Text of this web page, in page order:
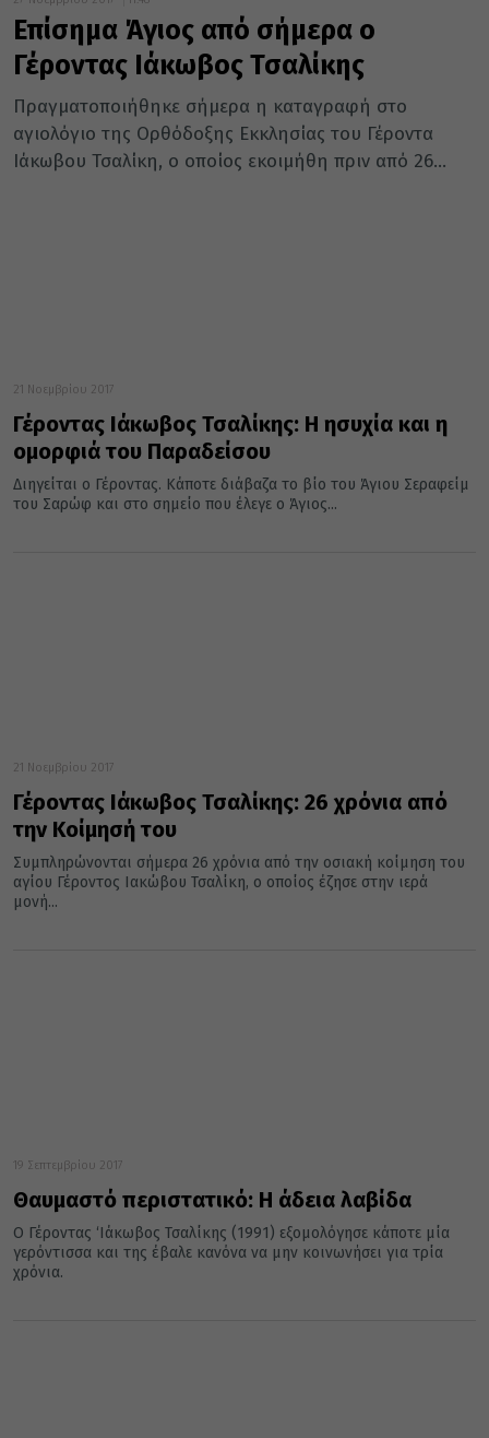
Επίσημα Άγιος από σήμερα ο
Γέροντας Ιάκωβος Τσαλίκης
Πραγματοποιήθηκε σήμερα η καταγραφή στο
αγιολόγιο της Ορθόδοξης Εκκλησίας του Γέροντα
Ιάκωβου Τσαλίκη, ο οποίος εκοιμήθη πριν από 26...
21 Νοεμβρίου 2017
Γέροντας Ιάκωβος Τσαλίκης: Η ησυχία και η
ομορφιά του Παραδείσου
Διηγείται ο Γέροντας. Κάποτε διάβαζα το βίο του Άγιου Σεραφείμ
του Σαρώφ και στο σημείο που έλεγε ο Άγιος...
21 Νοεμβρίου 2017
Γέροντας Ιάκωβος Τσαλίκης: 26 χρόνια από
την Κοίμησή του
Συμπληρώνονται σήμερα 26 χρόνια από την οσιακή κοίμηση του
αγίου Γέροντος Ιακώβου Τσαλίκη, ο οποίος έζησε στην ιερά
μονή...
19 Σεπτεμβρίου 2017
Θαυμαστό περιστατικό: Η άδεια λαβίδα
Ο Γέροντας ‘Ιάκωβος Τσαλίκης (1991) εξομολόγησε κάποτε μία
γερόντισσα και της έβαλε κανόνα να μην κοινωνήσει για τρία
χρόνια.